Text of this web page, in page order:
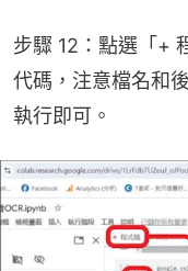
步驟 12：點選「+
代碼，注意檔名和
執行即可。